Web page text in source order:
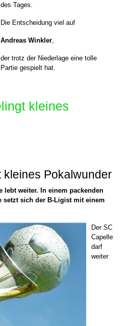
des Tages.
Die Entscheidung viel auf
Andreas Winkler,
der trotz der Niederlage eine tolle
Partie gespielt hat.
kleines
kleines Pokalwunder
lebt weiter. In einem packenden
setzt sich der B-Ligist mit einem
Der SC
Capelle
darf
weiter